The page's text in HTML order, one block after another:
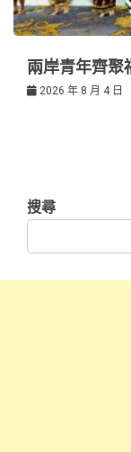
兩岸青年齊聚
2026 年 8 月 4 日
搜尋